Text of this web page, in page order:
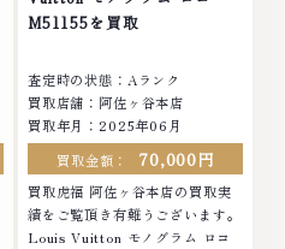
M51155を買取
査定時の状態：Aランク
買取店舗：阿佐ヶ谷本店
買取年月：2025年06月
買取金額：
70,000円
買取虎福 阿佐ヶ谷本店の買取実
績をご覧頂き有難うございます。
Louis Vuitton モノグラム ロコ